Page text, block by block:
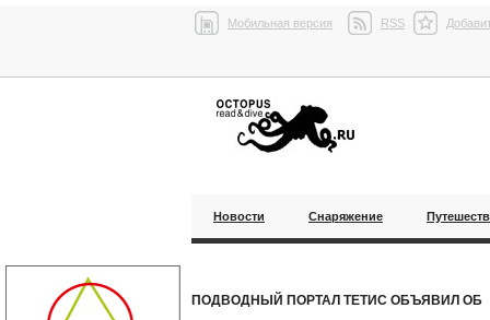
Мобильная версия RSS
Новости Снаряжение
ПОДВОДНЫЙ ПОРТАЛ ТЕТИС ОБЪЯВИЛ ОБ